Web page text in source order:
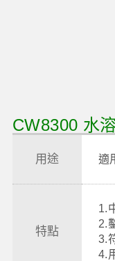
CW8300 水
用途 適
特點
1.
2.
3.
4.